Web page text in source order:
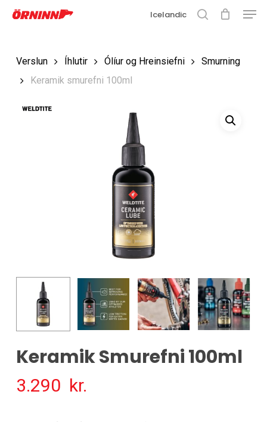
Fara
Loka
Icelandic
Verslun Íhlutir Ólíur og Hreinsiefni
Smurning
Keramik smurefni 100ml
Keramik Smurefni 100ml
3.290 kr.